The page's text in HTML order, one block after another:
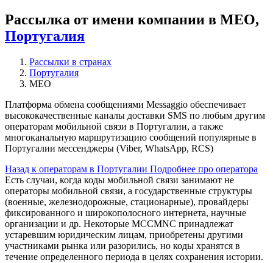
Рассылка от имени компании в MEO,
Португалия
Рассылки в странах
Португалия
MEO
Платформа обмена сообщениями Messaggio обеспечивает
высококачественные каналы доставки SMS по любым другим
операторам мобильной связи в Португалии, а также
многоканальную маршрутизацию сообщений популярные в
Португалии мессенджеры (Viber, WhatsApp, RCS)
Назад к операторам в Португалии Подробнее про оператора
Есть случаи, когда коды мобильной связи занимают не
операторы мобильной связи, а государственные структуры
(военные, железнодорожные, стационарные), провайдеры
фиксированного и широкополосного интернета, научные
организации и др. Некоторые MCCMNC принадлежат
устаревшим юридическим лицам, приобретены другими
участниками рынка или разорились, но коды хранятся в
течение определенного периода в целях сохранения истории.